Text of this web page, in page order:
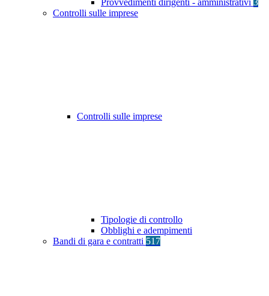
Provvedimenti dirigenti - amministrativi 3
Controlli sulle imprese
Controlli sulle imprese
Tipologie di controllo
Obblighi e adempimenti
Bandi di gara e contratti 517